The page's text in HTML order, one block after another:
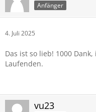
Anfänger
4. Juli 2025
Das ist so lieb! 1000
Laufenden.
vu23